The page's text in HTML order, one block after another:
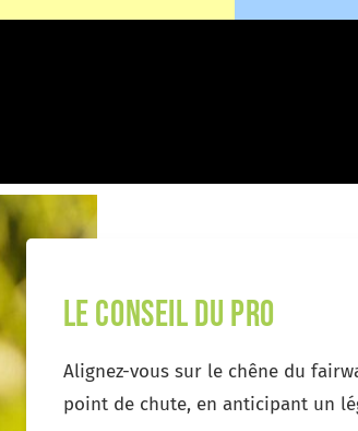
le conseil du pro
Alignez-vous sur le chêne du
point de chute, en anticipant un